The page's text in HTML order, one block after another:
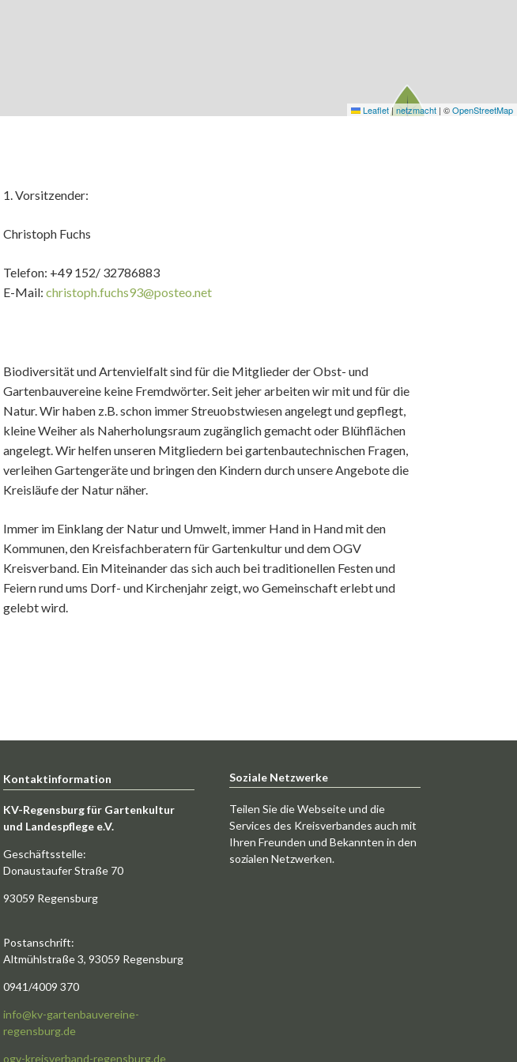
Leaflet|netzmacht | ©OpenStreetMap
1. Vorsitzender:
Christoph Fuchs
Telefon: +49 152/ 32786883
E-Mail: christoph.fuchs93@posteo.net
Biodiversität und Artenvielfalt sind für die Mitglieder der Obst- und
Gartenbauvereine keine Fremdwörter. Seit jeher arbeiten wir mit und für die
Natur. Wir haben z.B. schon immer Streuobstwiesen angelegt und gepflegt,
kleine Weiher als Naherholungsraum zugänglich gemacht oder Blühflächen
angelegt. Wir helfen unseren Mitgliedern bei gartenbautechnischen Fragen,
verleihen Gartengeräte und bringen den Kindern durch unsere Angebote die
Kreisläufe der Natur näher.
Immer im Einklang der Natur und Umwelt, immer Hand in Hand mit den
Kommunen, den Kreisfachberatern für Gartenkultur und dem OGV
Kreisverband. Ein Miteinander das sich auch bei traditionellen Festen und
Feiern rund ums Dorf- und Kirchenjahr zeigt, wo Gemeinschaft erlebt und
gelebt wird.
Kontaktinformation
KV-Regensburg für Gartenkultur
und Landespflege e.V.
Geschäftsstelle:
Donaustaufer Straße 70
93059 Regensburg
Postanschrift:
Altmühlstraße 3, 93059 Regensburg
0941/4009 370
info@kv-gartenbauvereine-
regensburg.de
ogv-kreisverband-regensburg.de
Soziale Netzwerke
Teilen Sie die Webseite und die
Services des Kreisverbandes auch mit
Ihren Freunden und Bekannten in den
sozialen Netzwerken.